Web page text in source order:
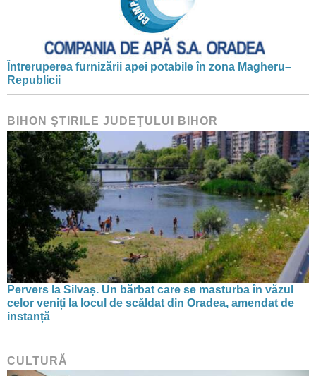
Întreruperea furnizării apei potabile în zona Magheru–
Republicii
BIHON ŞTIRILE JUDEŢULUI BIHOR
Pervers la Silvaș. Un bărbat care se masturba în văzul
celor veniți la locul de scăldat din Oradea, amendat de
instanță
CULTURĂ